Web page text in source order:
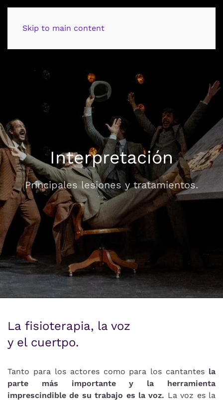
Skip to main content
Interpretación
Principales lesiones y tratamientos.
La fisioterapia, la voz
y el cuertpo.
Tanto para los actores como para los cantantes la
parte más importante y la herramienta
imprescindible de su trabajo es la voz. La voz es la